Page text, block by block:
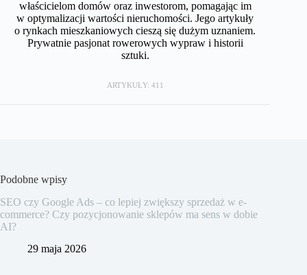
właścicielom domów oraz inwestorom, pomagając im
w optymalizacji wartości nieruchomości. Jego artykuły
o rynkach mieszkaniowych cieszą się dużym uznaniem.
Prywatnie pasjonat rowerowych wypraw i historii
sztuki.
ARTYKUŁY: 411
Podobne wpisy
SEO czy Google Ads – co lepiej zwiększy sprzedaż w e-
commerce? Czy pozycjonowanie sklepów ma sens w dobie
AI?
29 maja 2026